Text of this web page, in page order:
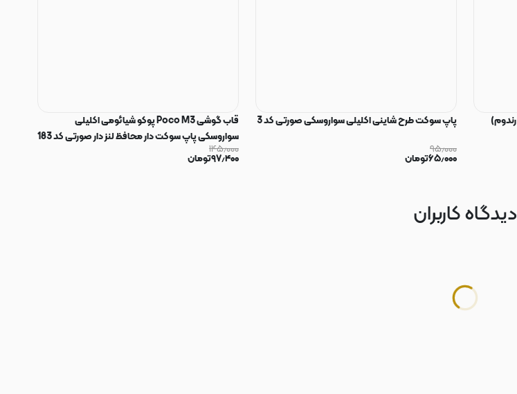
پاپ سوکت طرح شاینی اکلیلی سواروسکی صورتی کد 3
۹۵٫۰۰۰
۶۵٫۰۰۰تومان
قاب گوشی Poco M3 پوکو شیائومی اکلیلی
سواروسکی پاپ سوکت دار محافظ لنز دار صورتی کد 183
۱۴۵٫۰۰۰
۹۷٫۴۰۰تومان
دیدگاه کاربران